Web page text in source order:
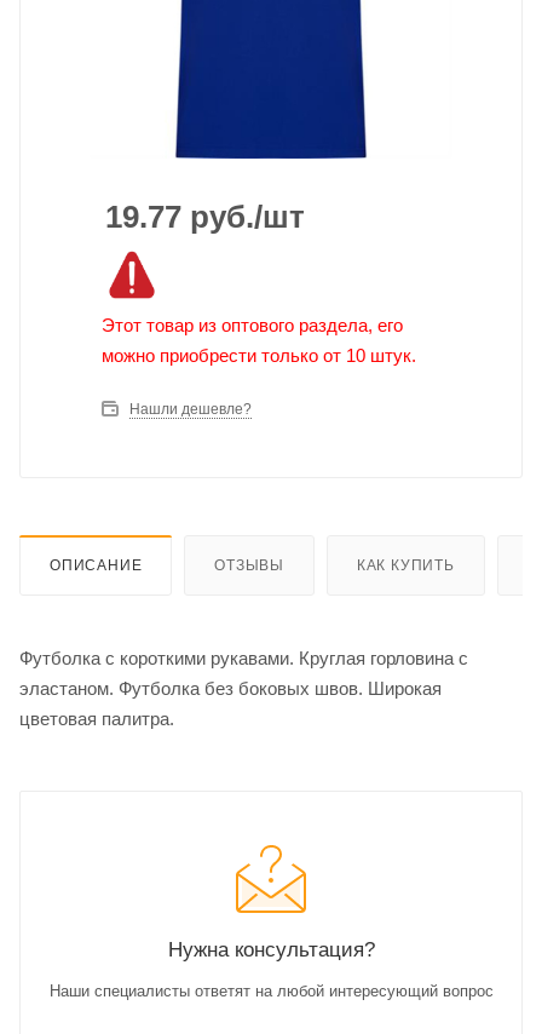
19.77 руб./шт
Этот товар из оптового раздела, его
можно приобрести только от 10 штук.
Нашли дешевле?
ОПИСАНИЕ ОТЗЫВЫ КАК КУПИТЬ
Футболка с короткими рукавами. Круглая горловина с
эластаном. Футболка без боковых швов. Широкая
цветовая палитра.
Нужна консультация?
Наши специалисты ответят на любой интересующий вопрос